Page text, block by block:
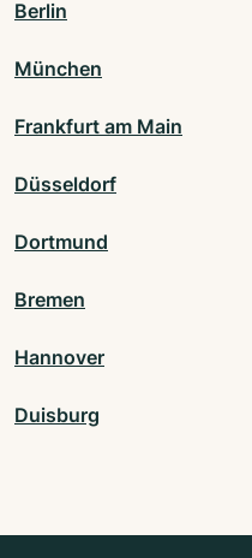
Berlin
München
Frankfurt am Main
Düsseldorf
Dortmund
Bremen
Hannover
Duisburg